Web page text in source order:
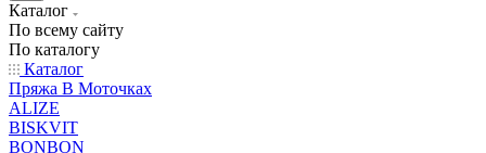
Каталог
По всему сайту
По каталогу
Каталог
Пряжа В Моточках
ALIZE
BISKVIT
BONBON